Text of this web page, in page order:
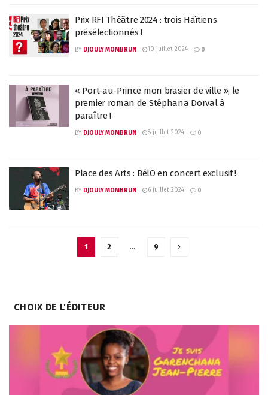
Prix RFI Théâtre 2024 : trois Haïtiens
présélectionnés !
BY DJOULY MOMBRUN 10 juillet 2024 0
« Port-au-Prince mon brasier de ville », le
premier roman de Stéphana Dorval à
paraître !
BY DJOULY MOMBRUN 8 juillet 2024 0
Place des Arts : BélO en concert exclusif !
BY DJOULY MOMBRUN 6 juillet 2024 0
1 2 … 9
CHOIX DE L'ÉDITEUR